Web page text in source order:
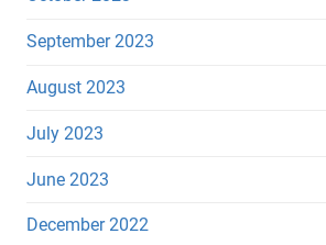
September 2023
August 2023
July 2023
June 2023
December 2022